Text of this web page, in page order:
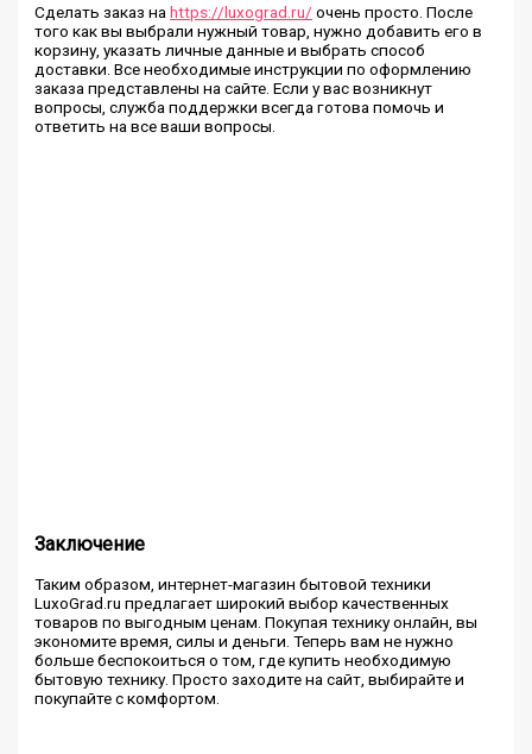
Сделать заказ наhttps://luxograd.ru/ очень просто. После
того как вы выбрали нужный товар, нужно добавить его в
корзину, указать личные данные и выбрать способ
доставки. Все необходимые инструкции по оформлению
заказа представлены на сайте. Если у вас возникнут
вопросы, служба поддержки всегда готова помочь и
ответить на все ваши вопросы.
Заключение
Таким образом, интернет-магазин бытовой техники
LuxoGrad.ru предлагает широкий выбор качественных
товаров по выгодным ценам. Покупая технику онлайн, вы
экономите время, силы и деньги. Теперь вам не нужно
больше беспокоиться о том, где купить необходимую
бытовую технику. Просто заходите на сайт, выбирайте и
покупайте с комфортом.